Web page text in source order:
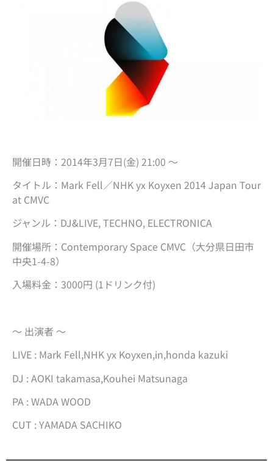
開催日時：2014年3月7日(金) 21:00 ～
タイトル：Mark Fell／NHK yx Koyxen 2014 Japan Tour
at CMVC
ジャンル：DJ&LIVE, TECHNO, ELECTRONICA
開催場所：Contemporary Space CMVC（大分県日田市
中央1-4-8）
入場料金：3000円 (1ドリンク付)
～ 出演者 ～
LIVE : Mark Fell,NHK yx Koyxen,in,honda kazuki
DJ : AOKI takamasa,Kouhei Matsunaga
PA : WADA WOOD
CUT : YAMADA SACHIKO